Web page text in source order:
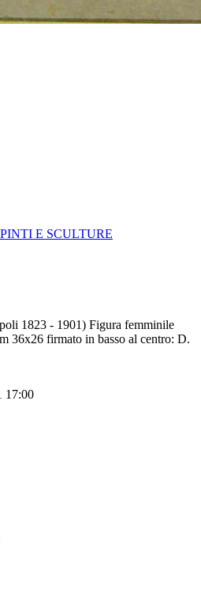
E SCULTURE
1823 - 1901) Figura femminile
36x26 firmato in basso al centro: D.
17:00